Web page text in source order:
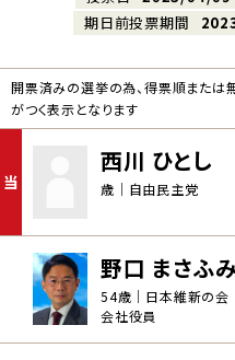
期日前投票期間
開票済みの選挙の為、得票順または
がつく表示となります
当
西川 ひとし
歳｜自由民主党
野口 まさふ
54歳｜日本維新の会
会社役員